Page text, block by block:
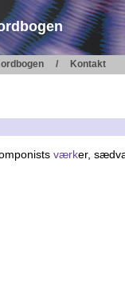
Kontakt
værker,